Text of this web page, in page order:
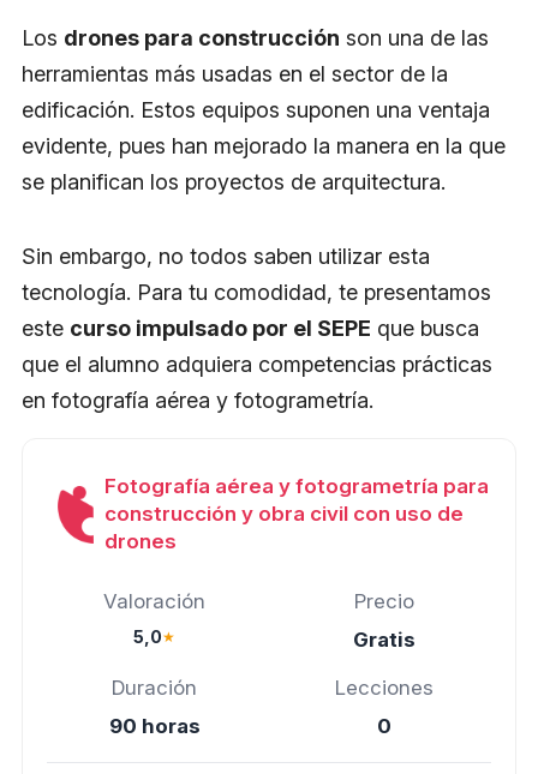
Los drones para construcción son una de las
herramientas más usadas en el sector de la
edificación. Estos equipos suponen una ventaja
evidente, pues han mejorado la manera en la que
se planifican los proyectos de arquitectura.
Sin embargo, no todos saben utilizar esta
tecnología. Para tu comodidad, te presentamos
este curso impulsado por el SEPE que busca
que el alumno adquiera competencias prácticas
en fotografía aérea y fotogrametría.
Fotografía aérea y fotogrametría para
construcción y obra civil con uso de
drones
Valoración
5,0★
Precio
Gratis
Duración
90 horas
Lecciones
0